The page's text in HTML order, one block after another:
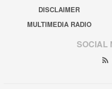
DISCLAIMER
MULTIMEDIA RADIO
SOCIAL